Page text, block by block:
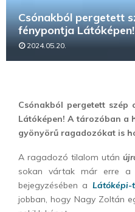
Csónakból pergetett
fénypontja Látóképen!
2024.05.20.
Csónakból pergetett
Látóképen! A tározóban a
gyönyörű ragadozókat is
A ragadozó tilalom után
sokan vártak már erre a
bejegyzésében a Látóképi-
jobban, hogy Nagy Zoltán